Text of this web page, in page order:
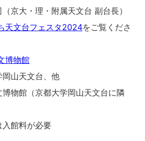
京大・理・附属天文台 副台長）
天文台フェスタ2024をご覧くださ
博物館
山天文台、他
物館（京都大学岡山天文台に隣
館料が必要